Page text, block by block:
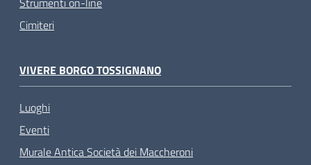
Cimiteri
VIVERE BORGO TOSSIGNANO
Luoghi
Eventi
Murale Antica Società dei Maccheroni